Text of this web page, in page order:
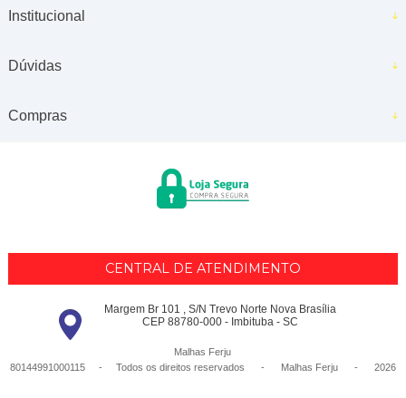
Institucional
Dúvidas
Compras
CENTRAL DE ATENDIMENTO
Margem Br 101 , S/N Trevo Norte Nova Brasília
CEP 88780-000 - Imbituba - SC
Malhas Ferju
80144991000115 - Todos os direitos reservados
- Malhas Ferju - 2026